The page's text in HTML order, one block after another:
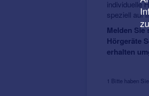
individuelle
speziell auf
Melden Sie
Hörgeräte
erhalten
1 Bitte haben